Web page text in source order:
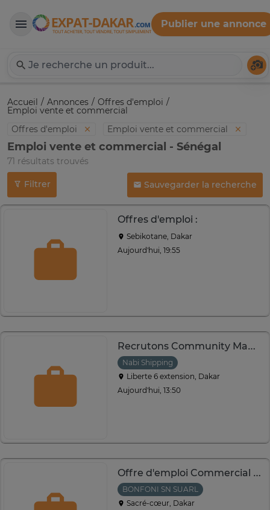
Expat-Dakar
Publier une annonce
Accueil Annonces Offres d'emploi
Emploi vente et commercial
Offres d'emploi
Emploi vente et commercial
Emploi vente et commercial - Sénégal
71 résultats trouvés
Filtrer Sauvegarder la recherche
Offres d'emploi :
Sebikotane, Dakar
Aujourd'hui, 19:55
Recrutons Community Manager
Nabi Shipping
Liberte 6 extension, Dakar
Aujourd'hui, 13:50
Offre d'emploi Commercial Terrain
BONFONI SN SUARL
Sacré-cœur, Dakar